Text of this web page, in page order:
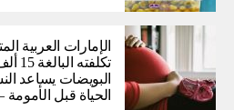
الإمارات العربية
البويضات يساعد
الحياة قبل الأمومة